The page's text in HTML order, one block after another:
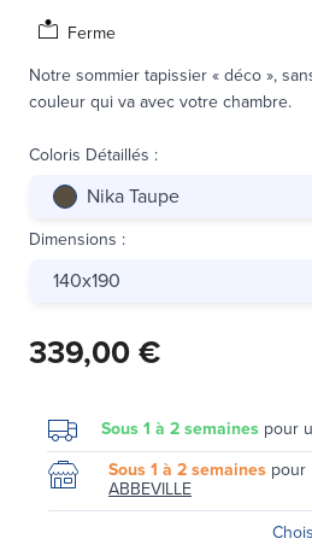
Ferme
Notre sommier tapissier « déco »,
couleur qui va avec votre chambre.
Coloris Détaillés :
Nika Taupe
Dimensions :
140x190
339,00 €
Sous 1 à 2 semaines pour
Sous 1 à 2 semaines pour
ABBEVILLE